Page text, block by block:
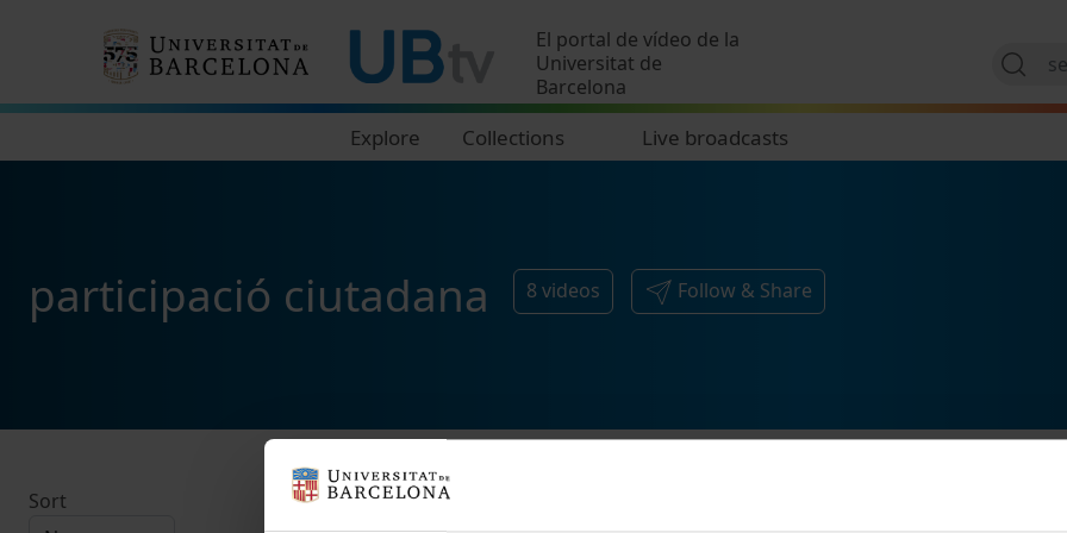
El portal de vídeo de la
Universitat de
Barcelona
Explore Collections Live broadcasts
participació ciutadana 8 videos Follow & Share
Sort